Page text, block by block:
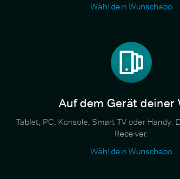
Wähl dein Wunschabo
Auf dem Gerät deiner
Tablet, PC, Konsole, Smart TV oder Handy.
Receiver.
Wähl dein Wunschabo